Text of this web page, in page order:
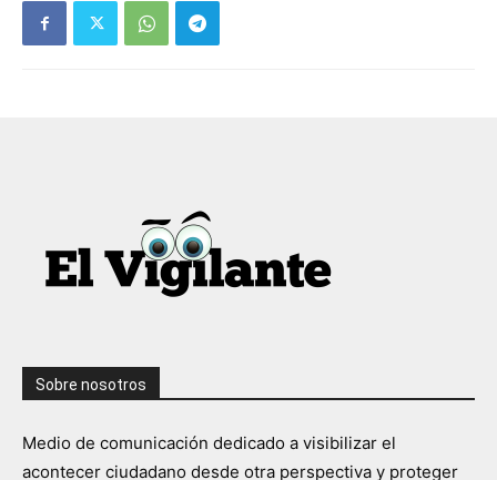
Sobre nosotros
Medio de comunicación dedicado a visibilizar el
acontecer ciudadano desde otra perspectiva y proteger